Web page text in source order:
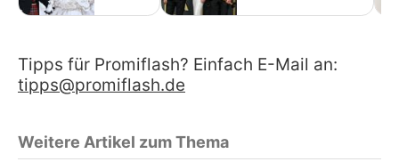
Tipps für Promiflash? Einfach E-Mail an:
tipps@promiflash.de
Weitere Artikel zum Thema